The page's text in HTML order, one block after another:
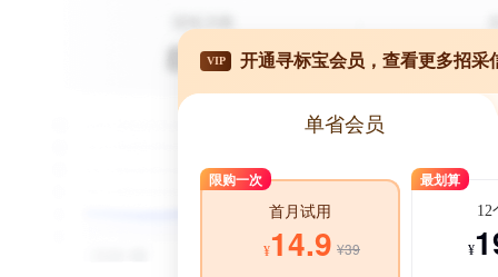
VIP 开通寻标宝会员，查看更多招采
单省会员
限购一次
首月试用
¥14.9 ¥39
最划算
12
¥